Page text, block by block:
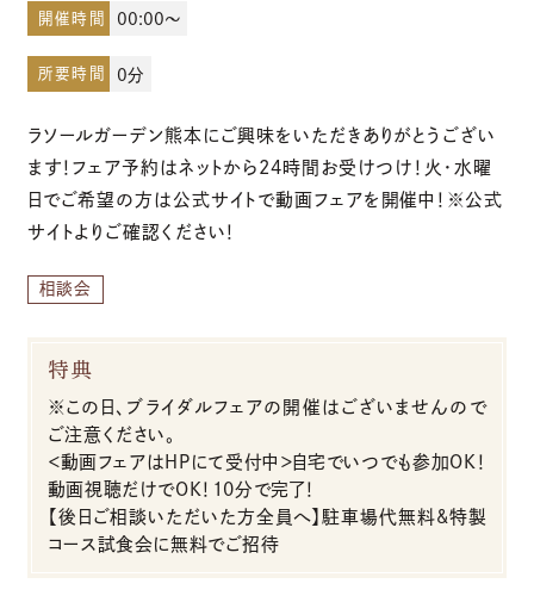
お電話でのご予約・お問い合わせ
096-319-2022
平日12:00-19:00
土日祝9:00-19:00（火・水曜日定休）
開催時間 00:00～
所要時間 0分
ラソールガーデン熊本にご興味をいただきありがとうござい
ます！フェア予約はネットから24時間お受けつけ！火・水曜
日でご希望の方は公式サイトで動画フェアを開催中！※公式
サイトよりご確認ください！
相談会
特典
※この日、ブライダルフェアの開催はございませんので
ご注意ください。
＜動画フェアはHPにて受付中＞自宅でいつでも参加OK！
動画視聴だけでOK！10分で完了！
【後日ご相談いただいた方全員へ】駐車場代無料&特製
コース試食会に無料でご招待